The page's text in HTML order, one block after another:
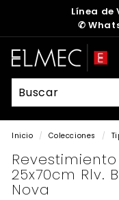
Línea de
✆
E
L
M
E
C
Inicio / Colecciones /
25x70cm Rlv.
Nova